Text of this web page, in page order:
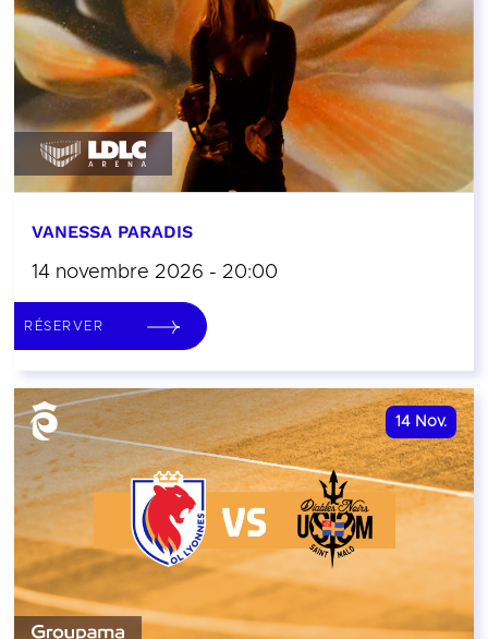
VANESSA PARADIS
14 novembre 2026 - 20:00
RÉSERVER
14 Nov.